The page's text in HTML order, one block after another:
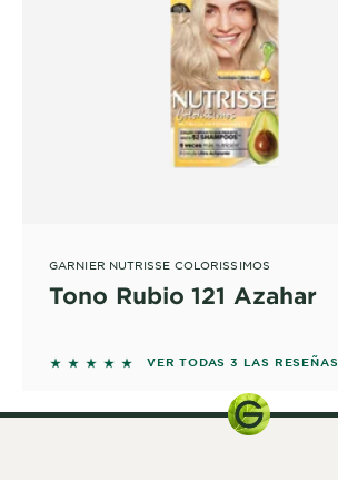
GARNIER NUTRISSE COLORISSIMOS
Tono Rubio 121 Azahar
5 out of 5 stars based on reviews
VER TODAS 3 LAS RESEÑAS